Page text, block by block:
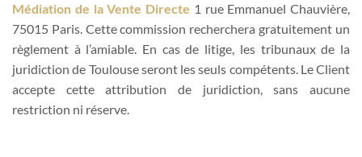
Médiation de la Vente Directe 1 rue Emmanuel Chauvière,
75015 Paris. Cette commission recherchera gratuitement un
règlement à l’amiable. En cas de litige, les tribunaux de la
juridiction de Toulouse seront les seuls compétents. Le Client
accepte cette attribution de juridiction, sans aucune
restriction ni réserve.